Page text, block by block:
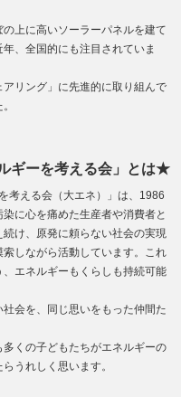
の上に高いソーラーパネルを建て
、全国的にも注目されていま
リング」に先進的に取り組んで
ギーを考える会」とは★
考える会（大エネ）」は、1986
に心を痛めた生産者や消費者と
け、原発に頼らない社会の実現
しながら活動しています。これ
エネルギーもくらしも持続可能
会を、同じ思いをもった仲間た
くの子どもたちがエネルギーの
うれしく思います。